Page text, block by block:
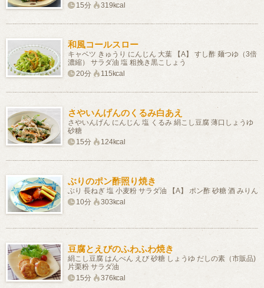
15分
319kcal
和風コールスロー
キャベツ きゅうり にんじん 大葉 【A】 すし酢 麺つゆ（3倍
濃縮） サラダ油 塩 粗挽き黒こしょう
20分
115kcal
さやいんげんのくるみ白あえ
さやいんげん にんじん 塩 くるみ 絹こし豆腐 薄口しょうゆ
砂糖
15分
124kcal
ぶりのポン酢照り焼き
ぶり 長ねぎ 塩 小麦粉 サラダ油 【A】 ポン酢 砂糖 酒 みりん
10分
303kcal
豆腐とえびのふわふわ焼き
絹こし豆腐 はんぺん えび 砂糖 しょうゆ だしの素（市販品)
片栗粉 サラダ油
15分
376kcal